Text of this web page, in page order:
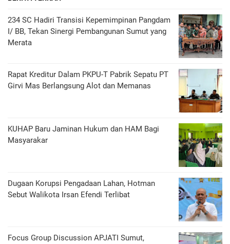
234 SC Hadiri Transisi Kepemimpinan Pangdam
I/ BB, Tekan Sinergi Pembangunan Sumut yang
Merata
Rapat Kreditur Dalam PKPU-T Pabrik Sepatu PT
Girvi Mas Berlangsung Alot dan Memanas
KUHAP Baru Jaminan Hukum dan HAM Bagi
Masyarakar
Dugaan Korupsi Pengadaan Lahan, Hotman
Sebut Walikota Irsan Efendi Terlibat
Focus Group Discussion APJATI Sumut,